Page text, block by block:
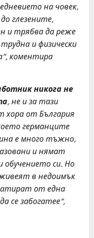
на човек,
глезените,
и трябва да реже
и физически
коментира
никога не
, не и за тази
хора от България
германците
е много тъжно,
и нямат
обучението си. Но
в недоимък
от една
се забогатее“,